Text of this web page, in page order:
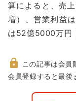
動算によると、売
増）、営業利益
は52億5000万円
非
この記事は会員
会員登録すると最後